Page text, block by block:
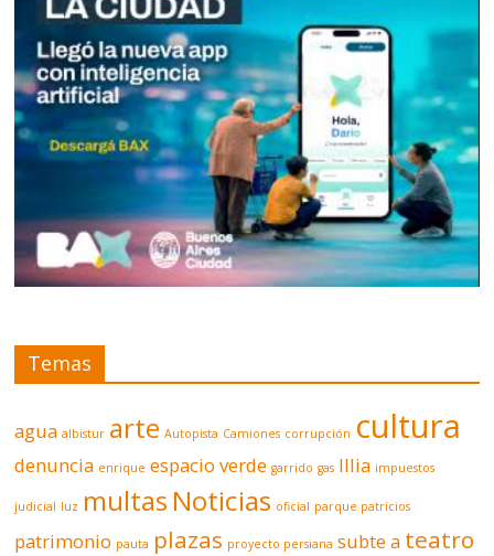
Temas
agua albistur arte Autopista Camiones corrupción cultura
denuncia enrique espacio verde garrido gas Illia impuestos
judicial luz multas Noticias oficial parque patricios
patrimonio pauta plazas proyecto persiana subte a teatro